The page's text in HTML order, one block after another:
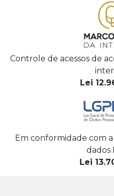
Controle de acessos de
Lei
Em conformidade com
dados
Lei